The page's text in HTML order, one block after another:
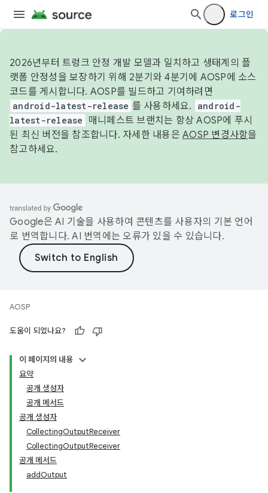
로그인
2026년부터 트렁크 안정 개발 모델과 일치하고 생태계의 플
랫폼 안정성을 보장하기 위해 2분기와 4분기에 AOSP에 소스
코드를 게시합니다. AOSP를 빌드하고 기여하려면
android-latest-release 를 사용하세요.
android-
latest-release
매니페스트 브랜치는 항상 AOSP에 푸시
된 최신 버전을 참조합니다. 자세한 내용은 AOSP 변경사항을
참고하세요.
Google은 AI 기술을 사용하여 콘텐츠를 사용자의 기본 언어
로 번역합니다. AI 번역에는 오류가 있을 수 있습니다.
AOSP
도움이 되었나요?
이 페이지의 내용
요약
공개 생성자
공개 메서드
공개 생성자
CollectingOutputReceiver
CollectingOutputReceiver
공개 메서드
addOutput